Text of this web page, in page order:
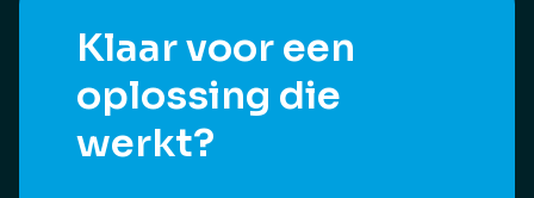
Klaar voor een
oplossing die
werkt?